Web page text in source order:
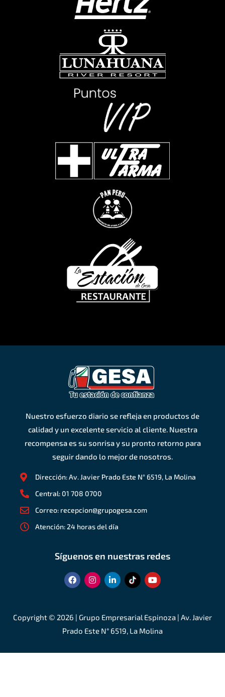
Nuestro esfuerzo diario se refleja en productos de
calidad y un excelente servicio al cliente. Nuestra
recompensa es su sonrisa y su pronto retorno para
seguir dando lo mejor de nosotros.
Dirección: Av. Javier Prado Este N° 6519, La Molina
Central: 01 708 0700
Correo: recepcion@grupogesa.com
Atención: 24 horas del día
Síguenos en nuestras redes
F
a
c
o
o
k
I
n
s
g
r
a
L
i
n
d
i
n
n
Y
o
u
b
e
Copyright © 2026 | Grupo Empresarial Espinoza | Av. Javier
Prado Este N° 6519, La Molina